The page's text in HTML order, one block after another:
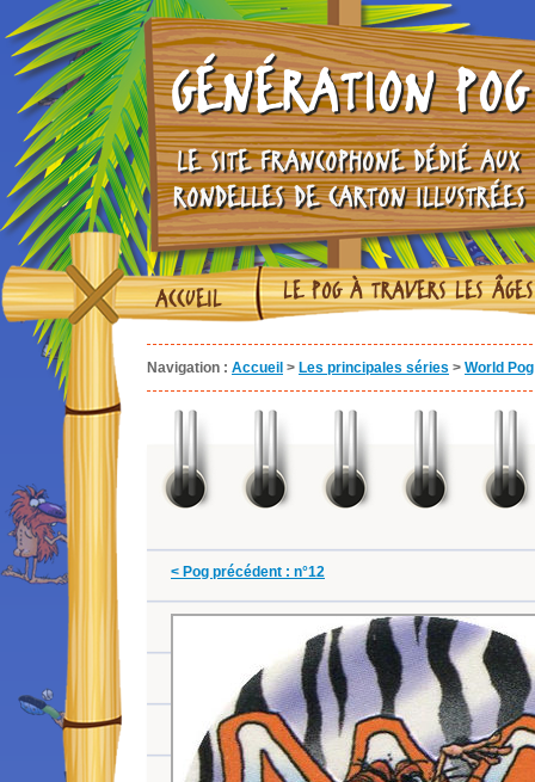
GÉNÉRATION POG
LE SITE FRANCOPHONE DÉDIÉ AUX
RONDELLES DE CARTON ILLUSTRÉES
ACCUEIL LE POG À TRAVERS LES ÂGES
Navigation : Accueil > Les principales séries > World
< Pog précédent : n°12